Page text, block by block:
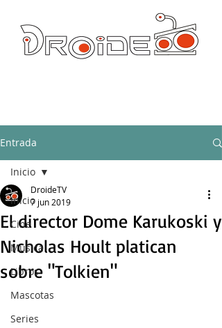
Entrada
Inicio
Cine
Música
Libros
Mascotas
Series
Inicio
El director Dome Karukoski y
Nicholas Hoult platican
sobre "Tolkien"
DroideTV
7 jun 2019